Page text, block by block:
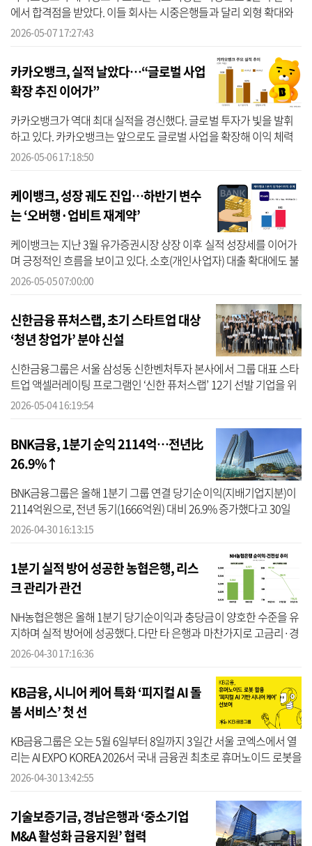
에서 합격점을 받았다. 이들 회사는 시중은행들과 달리 외형 확대와
신규 사업 확장이 주요 과제인 만큼 비용 부담을 감수하며 성장 전략
2026-05-07 17:27:43
카카오뱅크, 실적 날았다…“글로벌 사업
확장 추진 이어가”
카카오뱅크가 역대 최대 실적을 경신했다. 글로벌 투자가 빛을 발휘
하고 있다. 카카오뱅크는 앞으로도 글로벌 사업을 확장해 이익 체력
을 다지겠다는 방침이다. 뿐만 아니라 올해는 다양한 상품 출시와 캐
2026-05-06 17:18:50
케이뱅크, 성장 궤도 진입…하반기 변수
는 ‘오버행·업비트 재계약’
케이뱅크는 지난 3월 유가증권시장 상장 이후 실적 성장세를 이어가
며 긍정적인 흐름을 보이고 있다. 소호(개인사업자) 대출 확대에도 불
구하고 건전성 지표도 개선됐다. 다만 하반기에는 오버행(잠재적 매
2026-05-05 07:00:00
신한금융 퓨처스랩, 초기 스타트업 대상
‘청년 창업가’ 분야 신설
신한금융그룹은 서울 삼성동 신한벤처투자 본사에서 그룹 대표 스타
트업 액셀러레이팅 프로그램인 ‘신한 퓨처스랩’ 12기 선발 기업을 위
한 웰컴데이를 개최했다고 4일 밝혔다. 신한금융에 따르면 이번 12기
2026-05-04 16:19:54
BNK금융, 1분기 순익 2114억…전년比
26.9%↑
BNK금융그룹은 올해 1분기 그룹 연결 당기순이익(지배기업지분)이
2114억원으로, 전년 동기(1666억원) 대비 26.9% 증가했다고 30일
밝혔다. 같은 기간 영업이익은 37.54% 증가한 2831억원으로 집계됐
2026-04-30 16:13:15
1분기 실적 방어 성공한 농협은행, 리스
크 관리가 관건
NH농협은행은 올해 1분기 당기순이익과 충당금이 양호한 수준을 유
지하며 실적 방어에 성공했다. 다만 타 은행과 마찬가지로 고금리·경
기 둔화 등 대내외 환경 영향으로 NPL비율은 악화했다. 여기에 농협
2026-04-30 17:16:36
KB금융, 시니어 케어 특화 ‘피지컬 AI 돌
봄 서비스’ 첫 선
KB금융그룹은 오는 5월 6일부터 8일까지 3일간 서울 코엑스에서 열
리는 AI EXPO KOREA 2026서 국내 금융권 최초로 휴머노이드 로봇을
활용한 시니어 케어 특화 ‘피지컬 AI (Physical AI) 돌봄 서비스’를 선보
2026-04-30 13:42:55
기술보증기금, 경남은행과 ‘중소기업
M&A 활성화 금융지원’ 협력